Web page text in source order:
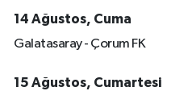
14 Ağustos, Cuma
Galatasaray - Çorum FK
15 Ağustos, Cumartesi